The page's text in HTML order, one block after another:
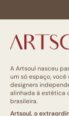
A Artsoul nasceu
um só espaço,
designers
alinhada à estética
brasileira.
Artsoul, o